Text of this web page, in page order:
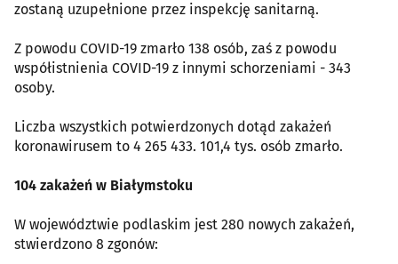
zostaną uzupełnione przez inspekcję sanitarną.
Z powodu COVID-19 zmarło 138 osób, zaś z powodu
współistnienia COVID-19 z innymi schorzeniami - 343
osoby.
Liczba wszystkich potwierdzonych dotąd zakażeń
koronawirusem to 4 265 433. 101,4 tys. osób zmarło.
104 zakażeń w Białymstoku
W województwie podlaskim jest 280 nowych zakażeń,
stwierdzono 8 zgonów: